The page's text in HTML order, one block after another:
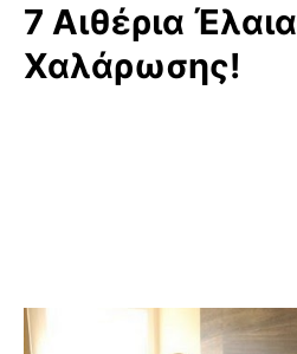
7 Αιθέρια Έλαια
Χαλάρωσης!